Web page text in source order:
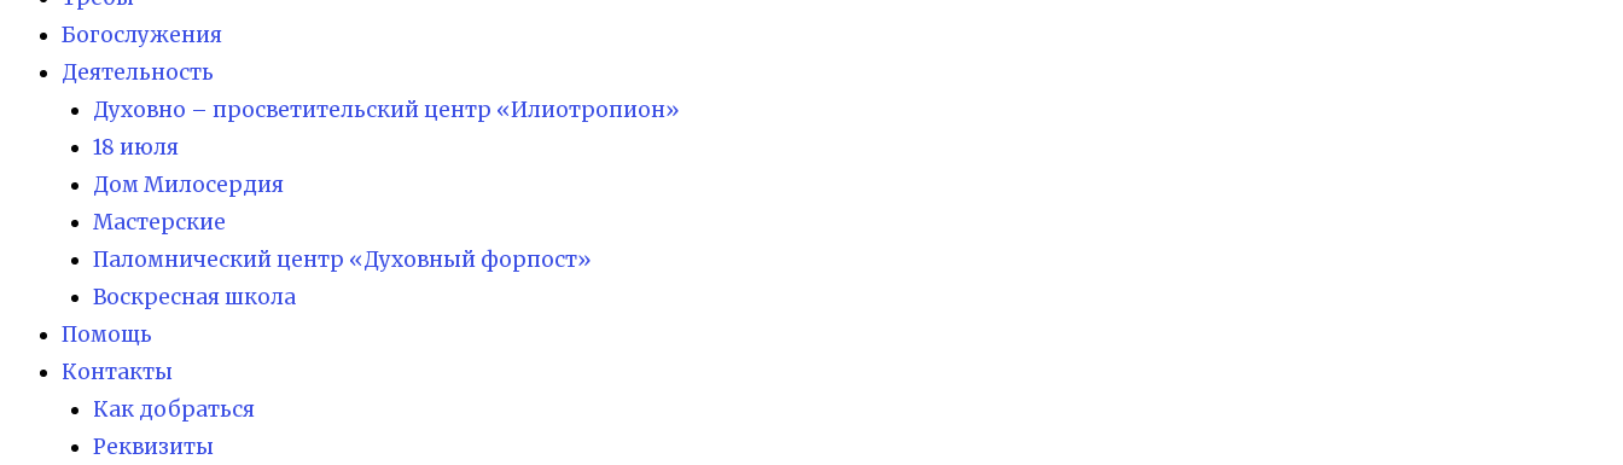
Богослужения
Деятельность
Духовно – просветительский центр «Илиотропион»
18 июля
Дом Милосердия
Мастерские
Паломнический центр «Духовный форпост»
Воскресная школа
Помощь
Контакты
Как добраться
Реквизиты